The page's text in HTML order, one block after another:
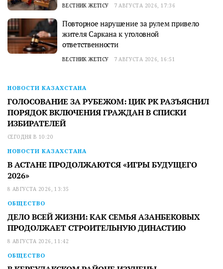
ВЕСТНИК ЖЕТІСУ 7 АВГУСТА 2026, 17:36
Повторное нарушение за рулем привело
жителя Саркана к уголовной
ответственности
ВЕСТНИК ЖЕТІСУ 7 АВГУСТА 2026, 16:51
НОВОСТИ КАЗАХСТАНА
ГОЛОСОВАНИЕ ЗА РУБЕЖОМ: ЦИК РК РАЗЪЯСНИЛ
ПОРЯДОК ВКЛЮЧЕНИЯ ГРАЖДАН В СПИСКИ
ИЗБИРАТЕЛЕЙ
СЕГОДНЯ В 10:20
НОВОСТИ КАЗАХСТАНА
В АСТАНЕ ПРОДОЛЖАЮТСЯ «ИГРЫ БУДУЩЕГО
2026»
8 АВГУСТА 2026, 13:35
ОБЩЕСТВО
ДЕЛО ВСЕЙ ЖИЗНИ: КАК СЕМЬЯ АЗАНБЕКОВЫХ
ПРОДОЛЖАЕТ СТРОИТЕЛЬНУЮ ДИНАСТИЮ
8 АВГУСТА 2026, 11:42
ОБЩЕСТВО